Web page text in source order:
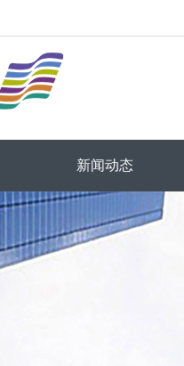
新闻动态